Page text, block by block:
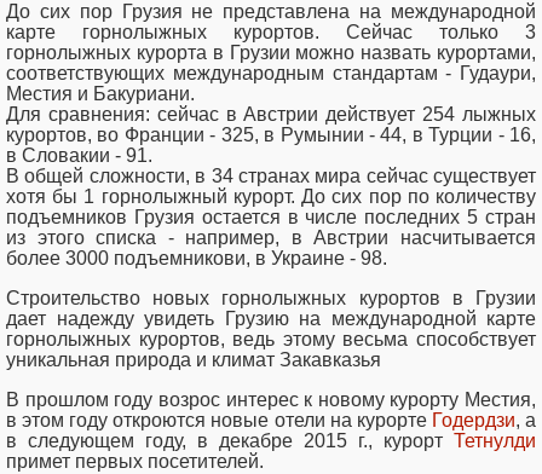
До сих пор Грузия не представлена ​​на международной
карте горнолыжных курортов. Сейчас только 3
горнолыжных курорта в Грузии можно назвать курортами,
соответствующих международным стандартам - Гудаури,
Местия и Бакуриани.
Для сравнения: сейчас в Австрии действует 254 лыжных
курортов, во Франции - 325, в Румынии - 44, в Турции - 16,
в Словакии - 91.
В общей сложности, в 34 странах мира сейчас существует
хотя бы 1 горнолыжный курорт. До сих пор по количеству
подъемников Грузия остается в числе последних 5 стран
из этого списка - например, в Австрии насчитывается
более 3000 подъемникови, в Украине - 98.
Строительство новых горнолыжных курортов в Грузии
дает надежду увидеть Грузию на международной карте
горнолыжных курортов, ведь этому весьма способствует
уникальная природа и климат Закавказья
В прошлом году возрос интерес к новому курорту Местия,
в этом году откроются новые отели на курорте Годердзи, а
в следующем году, в декабре 2015 г., курорт Тетнулди
примет первых посетителей.